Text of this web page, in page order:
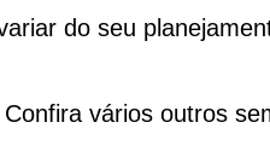
do seu
vários outros